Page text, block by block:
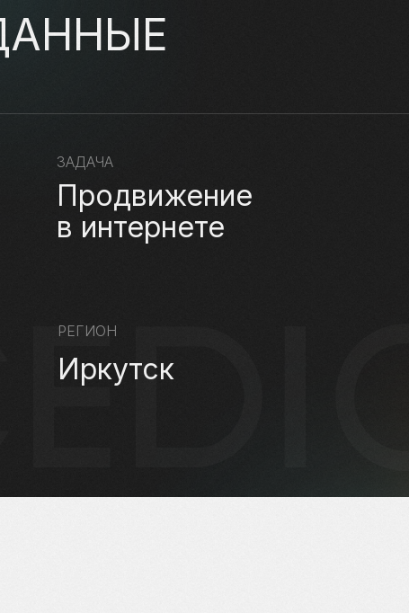
ЗАДАЧА
Продвижение
в интернете
РЕГИОН
Иркутск